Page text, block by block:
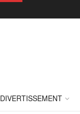
DIVERTISSEMENT